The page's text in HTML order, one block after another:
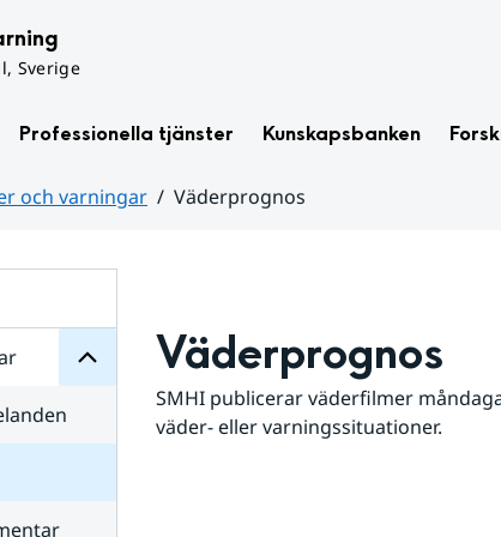
Sverige
Professionella tjänster Kunskapsbanken
och varningar
Väderprognos
för
varningar
Väderprognos
SMHI publicerar väderfilmer
väder- eller varningssituationer.